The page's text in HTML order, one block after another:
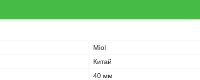
Miol
Китай
40 мм